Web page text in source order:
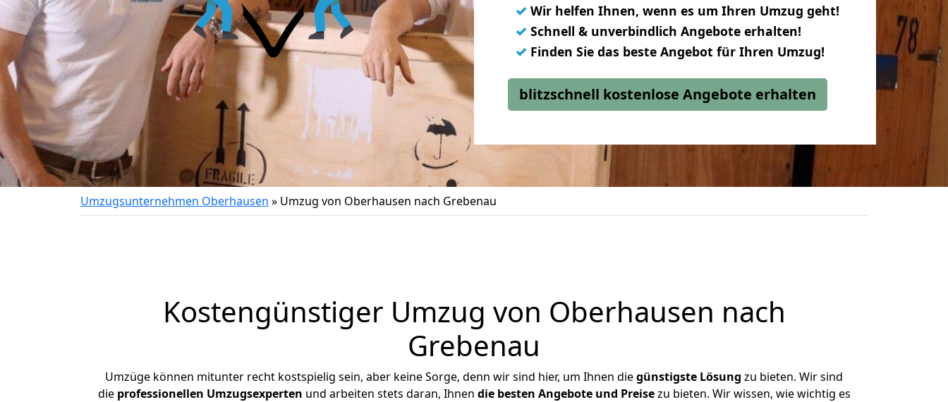
✓ Wir helfen Ihnen, wenn es um Ihren Umzug geht!
✓ Schnell & unverbindlich Angebote erhalten!
✓ Finden Sie das beste Angebot für Ihren Umzug!
blitzschnell kostenlose Angebote erhalten
Umzugsunternehmen Oberhausen » Umzug von Oberhausen nach Grebenau
Kostengünstiger Umzug von Oberhausen nach
Grebenau
Umzüge können mitunter recht kostspielig sein, aber keine Sorge, denn wir sind hier, um Ihnen diegünstigste Lösung zu bieten. Wir sind
die professionellen Umzugsexperten und arbeiten stets daran, Ihnen die besten Angebote und Preisezu bieten. Wir wissen, wie wichtig es